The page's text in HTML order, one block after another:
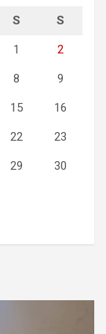
S S
1 2
8 9
15 16
22 23
29 30